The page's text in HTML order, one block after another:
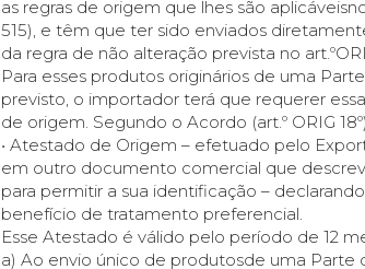
as regras de origem que lhes são
515), e têm que ter sido enviados
da regra de não alteração prevista no
Para esses produtos originários de uma
previsto, o importador terá que requerer
de origem. Segundo o Acordo (art.º ORIG
• Atestado de Origem – efetuado pelo
em outro documento comercial que
para permitir a sua identificação –
benefício de tratamento preferencial.
Esse Atestado é válido pelo período de 12
a) Ao envio único de produtosde uma Parte